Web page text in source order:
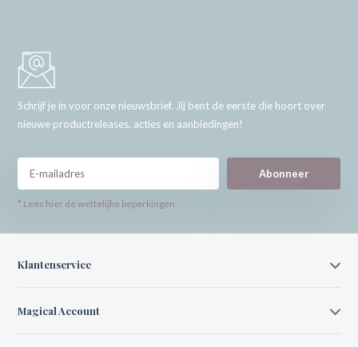
Schrijf je in voor onze nieuwsbrief. Jij bent de eerste die hoort over
nieuwe productreleases, acties en aanbiedingen!
Abonneer
* Lees hier de wettelijke beperkingen
Klantenservice
Magical Account